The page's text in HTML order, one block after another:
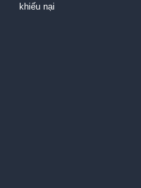
khiếu nại